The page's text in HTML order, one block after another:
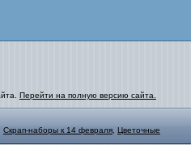
Перейти на полную версию сайта.
Скрап-наборы к 14 февраля Цветочные